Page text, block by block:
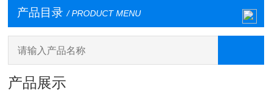
产品目录 / PRODUCT MENU
产品展示